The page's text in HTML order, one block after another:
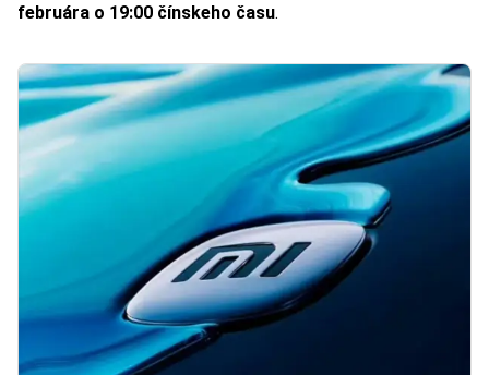
februára o 19:00 čínskeho času.